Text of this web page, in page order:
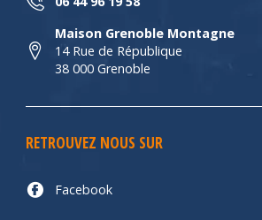
Maison Grenoble Montagne
14 Rue de République
38 000 Grenoble
RETROUVEZ NOUS SUR
Facebook